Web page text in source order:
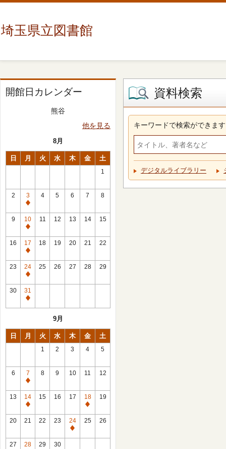
埼玉県立図書館
開館日カレンダー
熊谷
他を見る
8月
日 月 火 水 木 金 土
1
2
3
休
館
日
4 5 6 7 8
9
10
休
館
日
11 12 13 14 15
16
17
休
館
日
18 19 20 21 22
23
24
休
館
日
25 26 27 28 29
30
31
休
9月
日 月 火 水 木 金 土
1 2 3 4 5
6
7
休
館
日
8 9 10 11 12
13
14
休
館
15 16 17
18
休
館
19
20 21 22 23
24
休
25 26
27
28
29 30
資料検索
キーワードで検索ができます
デジタルライブラリー